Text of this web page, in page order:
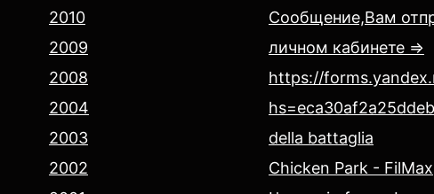
2010
2009
2008
2004
2003
2002
Сообщение,Вам
личном кабинете =>
https://
della battaglia
Chicken Park - FilMax